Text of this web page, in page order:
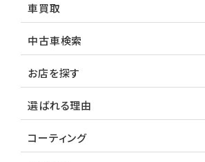
車買取
中古車検索
お店を探す
選ばれる理由
コーティング